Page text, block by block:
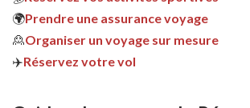
🌍Prendre une assurance voyage
🙎Organiser un voyage sur mesure
✈️Réservez votre vol